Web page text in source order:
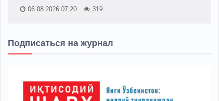
06.08.2026 07:20 319
Подписаться на журнал